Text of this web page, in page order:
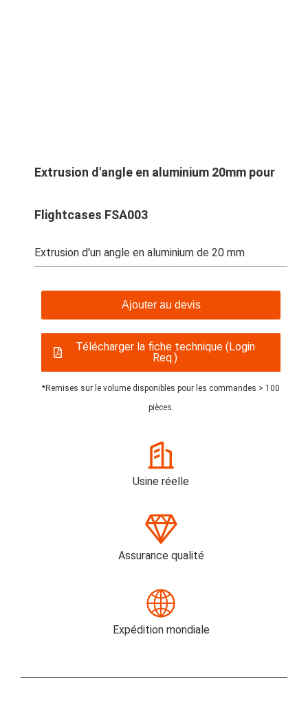
Extrusion d'angle en aluminium 20mm pour
Flightcases FSA003
Extrusion d'un angle en aluminium de 20 mm
Ajouter au devis
Télécharger la fiche technique (Login
Req.)
*Remises sur le volume disponibles pour les commandes > 100
pièces.
Usine réelle
Assurance qualité
Expédition mondiale